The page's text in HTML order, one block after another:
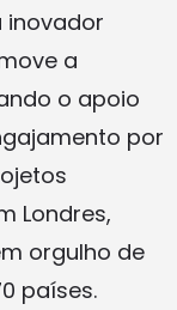
inovador
a
o apoio
por
Londres,
orgulho de
países.